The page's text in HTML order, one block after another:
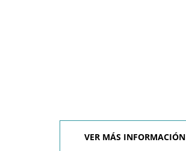
VER MÁS INFORMACIÓN